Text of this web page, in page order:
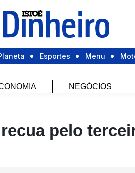
Esportes Menu
NEGÓCIOS
pelo